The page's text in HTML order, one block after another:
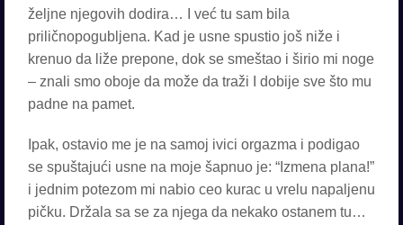
željne njegovih dodira… I već tu sam bila
priličnopogubljena. Kad je usne spustio još niže i
krenuo da liže prepone, dok se smeštao i širio mi noge
– znali smo oboje da može da traži I dobije sve što mu
padne na pamet.
Ipak, ostavio me je na samoj ivici orgazma i podigao
se spuštajući usne na moje šapnuo je: “Izmena plana!”
i jednim potezom mi nabio ceo kurac u vrelu napaljenu
pičku. Držala sa se za njega da nekako ostanem tu…